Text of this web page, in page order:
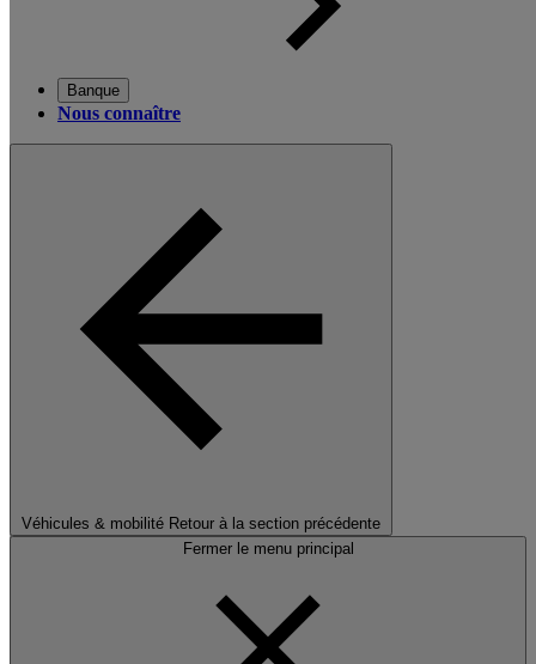
Banque
Nous connaître
Véhicules & mobilité Retour à la section précédente
Fermer le menu principal